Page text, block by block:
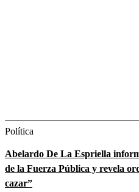
Política
Abelardo De La Espriella
de la Fuerza Pública y revela
cazar”